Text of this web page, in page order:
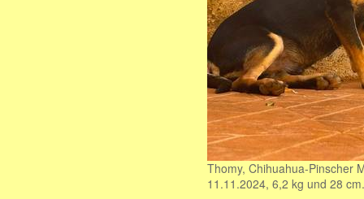
Thomy, Chihuahua-Pinscher
11.11.2024, 6,2 kg und 28 cm.